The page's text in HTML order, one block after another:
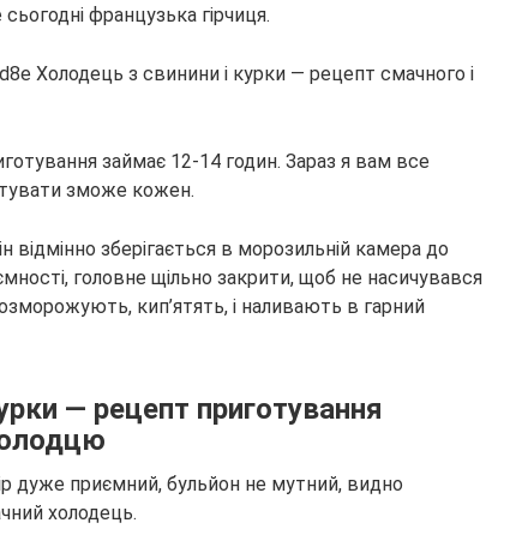
французька гірчиця.
займає 12-14 годин. Зараз я вам все
зможе кожен.
зберігається в морозильній камера до
головне щільно закрити, щоб не насичувався
кип’ятять, і наливають в гарний
— рецепт приготування
дуже приємний, бульйон не мутний, видно
холодець.